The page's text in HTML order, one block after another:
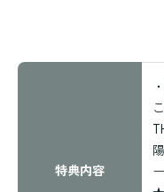
特典内容